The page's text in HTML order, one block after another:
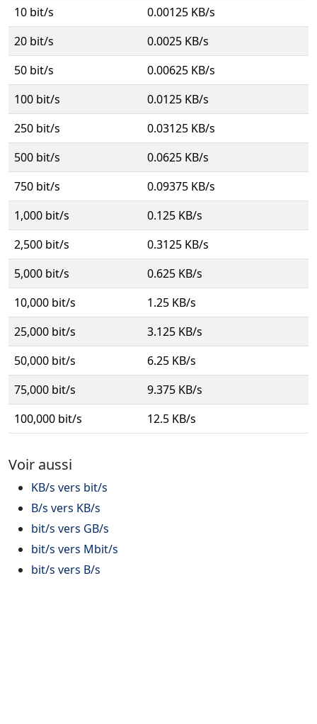
10 bit/s
0.00125 KB/s
20 bit/s
0.0025 KB/s
50 bit/s
0.00625 KB/s
100 bit/s
0.0125 KB/s
250 bit/s
0.03125 KB/s
500 bit/s
0.0625 KB/s
750 bit/s
0.09375 KB/s
1,000 bit/s
0.125 KB/s
2,500 bit/s
0.3125 KB/s
5,000 bit/s
0.625 KB/s
10,000 bit/s
1.25 KB/s
25,000 bit/s
3.125 KB/s
50,000 bit/s
6.25 KB/s
75,000 bit/s
9.375 KB/s
100,000 bit/s
12.5 KB/s
Voir aussi
KB/s vers bit/s
B/s vers KB/s
bit/s vers GB/s
bit/s vers Mbit/s
bit/s vers B/s